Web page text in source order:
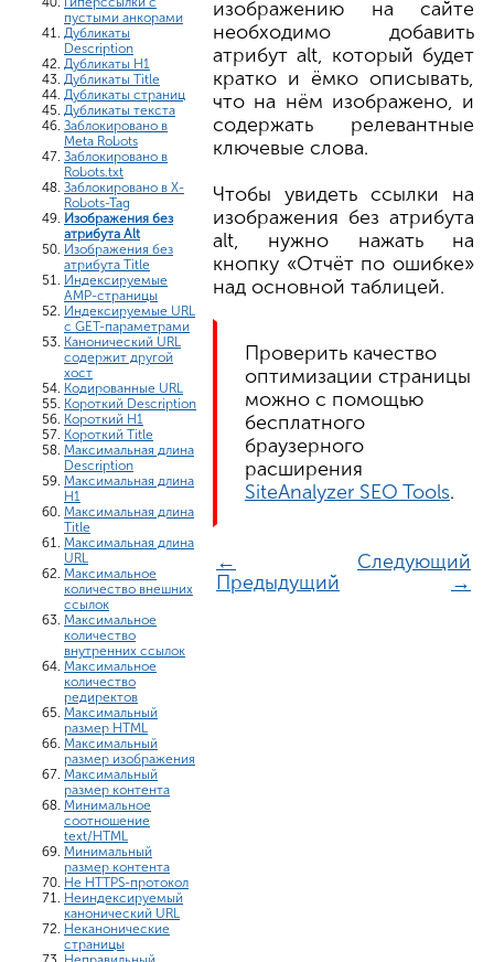
пустыми анкорами
Дубликаты
Description
Дубликаты H1
Дубликаты Title
Дубликаты страниц
Дубликаты текста
Заблокировано в
Meta Robots
Заблокировано в
Robots.txt
Заблокировано в X-
Robots-Tag
Изображения без
атрибута Alt
Изображения без
атрибута Title
Индексируемые
AMP-страницы
Индексируемые URL
с GET-параметрами
Канонический URL
содержит другой
хост
Кодированные URL
Короткий Description
Короткий H1
Короткий Title
Максимальная длина
Description
Максимальная длина
H1
Максимальная длина
Title
Максимальная длина
URL
Максимальное
количество внешних
ссылок
Максимальное
количество
внутренних ссылок
Максимальное
количество
редиректов
Максимальный
размер HTML
Максимальный
размер изображения
Максимальный
размер контента
Минимальное
соотношение
text/HTML
Минимальный
размер контента
Не HTTPS-протокол
Неиндексируемый
канонический URL
Неканонические
страницы
изображению на сайте
необходимо добавить
атрибут alt, который будет
кратко и ёмко описывать,
что на нём изображено, и
содержать релевантные
ключевые слова.
Чтобы увидеть ссылки на
изображения без атрибута
alt, нужно нажать на
кнопку «Отчёт по ошибке»
над основной таблицей.
Проверить качество
оптимизации страницы
можно с помощью
бесплатного
браузерного
расширения
SiteAnalyzer SEO Tools.
←
Предыдущий
Следующий
→